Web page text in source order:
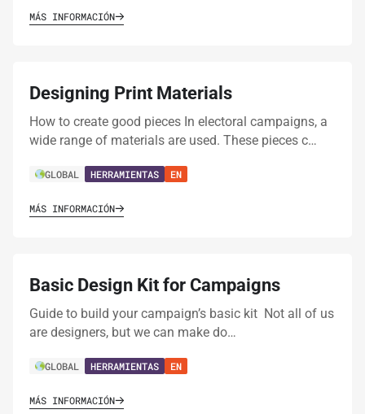
MÁS INFORMACIÓN
Designing Print Materials
How to create good pieces In electoral campaigns, a
wide range of materials are used. These pieces c…
GLOBAL HERRAMIENTAS EN
MÁS INFORMACIÓN
Basic Design Kit for Campaigns
Guide to build your campaign’s basic kit Not all of us
are designers, but we can make do…
GLOBAL HERRAMIENTAS EN
MÁS INFORMACIÓN